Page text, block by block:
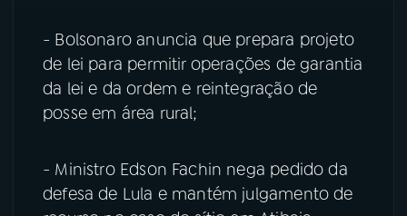
- Bolsonaro anuncia que prepara projeto
de lei para permitir operações de garantia
da lei e da ordem e reintegração de
posse em área rural;
- Ministro Edson Fachin nega pedido da
defesa de Lula e mantém julgamento de